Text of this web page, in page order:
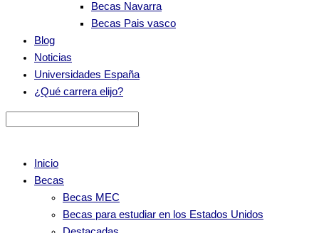
Becas Navarra
Becas Pais vasco
Blog
Noticias
Universidades España
¿Qué carrera elijo?
Inicio
Becas
Becas MEC
Becas para estudiar en los Estados Unidos